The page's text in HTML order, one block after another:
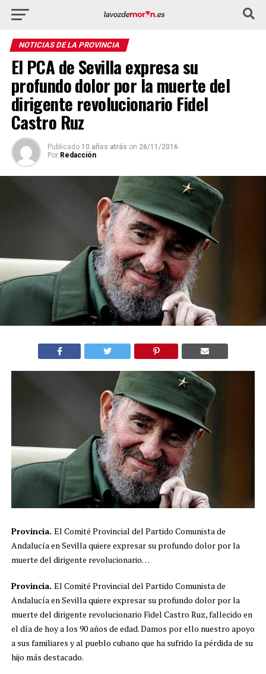
NOTICIAS DE LA PROVINCIA
El PCA de Sevilla expresa su
profundo dolor por la muerte del
dirigente revolucionario Fidel
Castro Ruz
Publicado 10 años atrás on 26/11/2016
Por Redacción
Provincia. El Comité Provincial del Partido Comunista de
Andalucía en Sevilla quiere expresar su profundo dolor por la
muerte del dirigente revolucionario…
Provincia. El Comité Provincial del Partido Comunista de
Andalucía en Sevilla quiere expresar su profundo dolor por la
muerte del dirigente revolucionario Fidel Castro Ruz, fallecido en
el día de hoy a los 90 años de edad. Damos por ello nuestro apoyo
a sus familiares y al pueblo cubano que ha sufrido la pérdida de su
hijo más destacado.